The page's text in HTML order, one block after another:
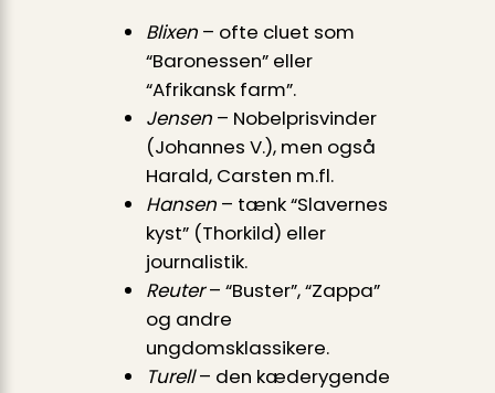
Blixen– ofte cluet som
“Baronessen” eller
“Afrikansk farm”.
Jensen– Nobelprisvinder
(Johannes V.), men også
Harald, Carsten m.fl.
Hansen– tænk “Slavernes
kyst” (Thorkild) eller
journalistik.
Reuter– “Buster”, “Zappa”
og andre
ungdomsklassikere.
Turell– den kæderygende